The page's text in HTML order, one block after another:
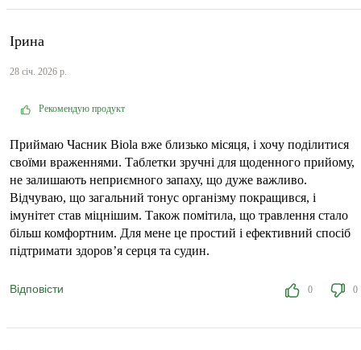
Ірина
28 січ. 2026 р.
Рекомендую продукт
Приймаю Часник Biola вже близько місяця, і хочу поділитися
своїми враженнями. Таблетки зручні для щоденного прийому,
не залишають неприємного запаху, що дуже важливо.
Відчуваю, що загальний тонус організму покращився, і
імунітет став міцнішим. Також помітила, що травлення стало
більш комфортним. Для мене це простий і ефективний спосіб
підтримати здоров’я серця та судин.
Відповісти 0 0